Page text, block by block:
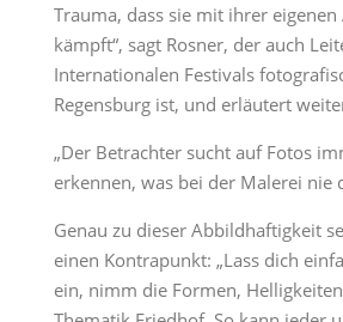
Trauma, dass sie mit ihrer
kämpft“, sagt Rosner, der auch
Internationalen Festivals
Regensburg ist, und erläutert
„Der Betrachter sucht auf Fotos
erkennen, was bei der Malerei nie
Genau zu dieser Abbildhaftigkeit
einen Kontrapunkt: „Lass dich
ein, nimm die Formen,